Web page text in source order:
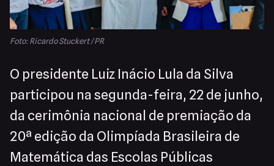
Foto: Ricardo Stuckert / PR
O presidente Luiz Inácio Lula da Silva
participou na segunda-feira, 22 de junho,
da cerimônia nacional de premiação da
20ª edição da Olimpíada Brasileira de
Matemática das Escolas Públicas